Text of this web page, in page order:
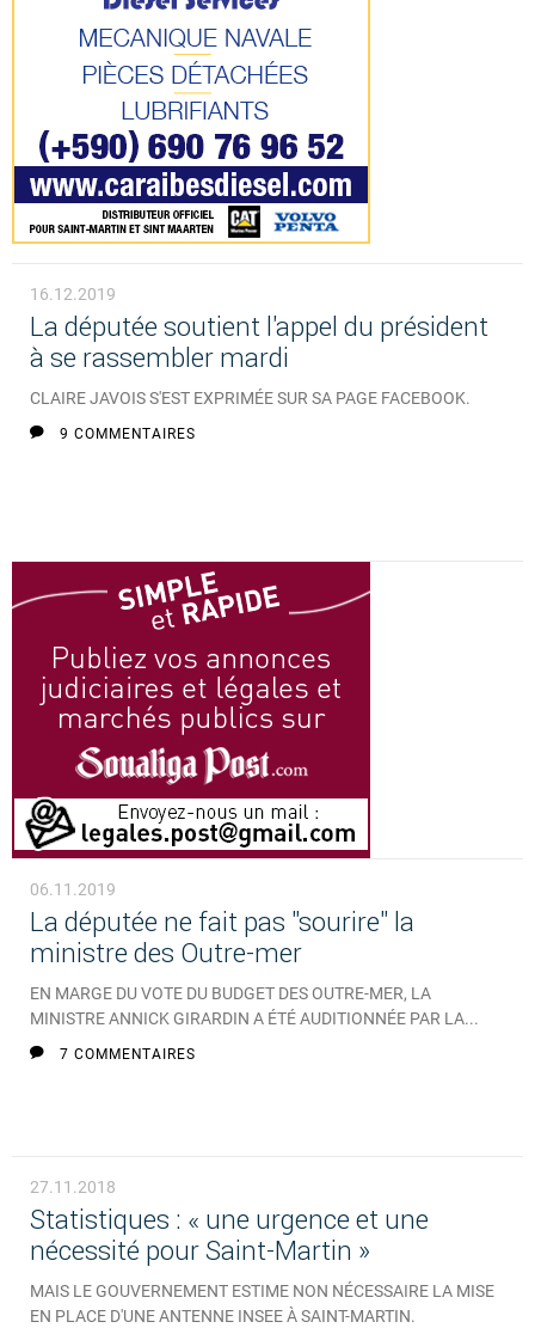
16.12.2019
La députée soutient l'appel du président
à se rassembler mardi
CLAIRE JAVOIS S'EST EXPRIMÉE SUR SA PAGE FACEBOOK.
9 COMMENTAIRES
06.11.2019
La députée ne fait pas "sourire" la
ministre des Outre-mer
EN MARGE DU VOTE DU BUDGET DES OUTRE-MER, LA
MINISTRE ANNICK GIRARDIN A ÉTÉ AUDITIONNÉE PAR LA...
7 COMMENTAIRES
27.11.2018
Statistiques : « une urgence et une
nécessité pour Saint-Martin »
MAIS LE GOUVERNEMENT ESTIME NON NÉCESSAIRE LA MISE
EN PLACE D'UNE ANTENNE INSEE À SAINT-MARTIN.